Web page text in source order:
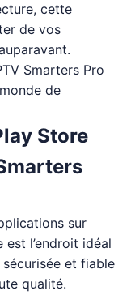
cette
de vos
Smarters Pro
de
Store
sur
l’endroit idéal
et fiable
qualité.